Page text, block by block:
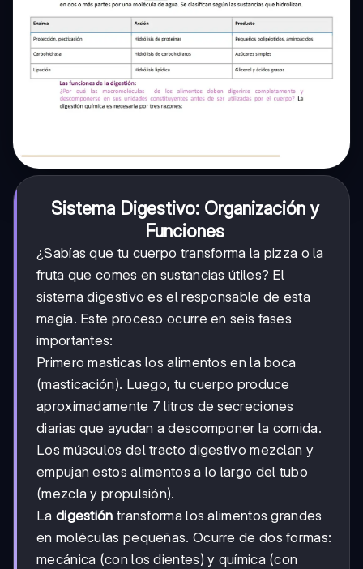
Sistema Digestivo: Organización y
Funciones
¿Sabías que tu cuerpo transforma la pizza o la
fruta que comes en sustancias útiles? El
sistema digestivo es el responsable de esta
magia. Este proceso ocurre en seis fases
importantes:
Primero masticas los alimentos en la boca
(masticación). Luego, tu cuerpo produce
aproximadamente 7 litros de secreciones
diarias que ayudan a descomponer la comida.
Los músculos del tracto digestivo mezclan y
empujan estos alimentos a lo largo del tubo
(mezcla y propulsión).
La digestión transforma los alimentos grandes
en moléculas pequeñas. Ocurre de dos formas:
mecánica (con los dientes) y química (con